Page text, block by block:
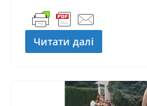
Читати далі